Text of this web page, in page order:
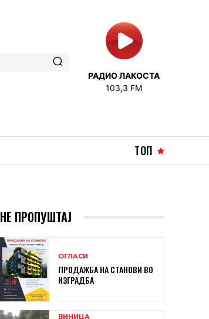
РАДИО ЛАКОСТА
103,3 FM
ТОП
НЕ ПРОПУШТАЈ
ОГЛАСИ
ПРОДАЖБА НА СТАНОВИ ВО
ИЗГРАДБА
ВИНИЦА